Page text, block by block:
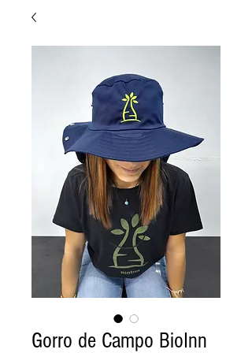
Gorro de Campo BioInn